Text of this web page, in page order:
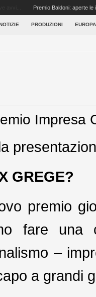
Italia – Programma operativo 2011-
PRODUZIONI
Impresa
GREGE?
premio
fare
–
a grandi